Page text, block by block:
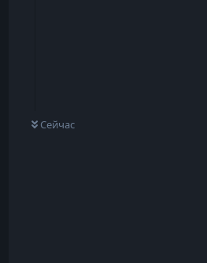
Сейчас